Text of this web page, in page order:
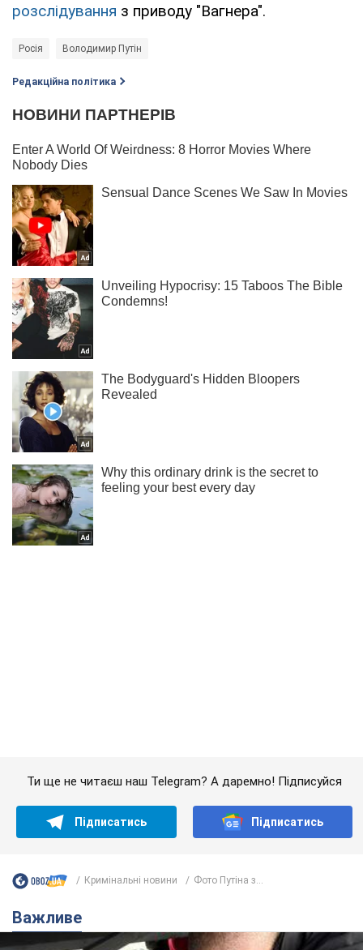
розслідування з приводу "Вагнера".
Росія Володимир Путін
Редакційна політика
В Україні різко зросла кількість порушень на
митниці: які товари на сотні мільйонів вилучено